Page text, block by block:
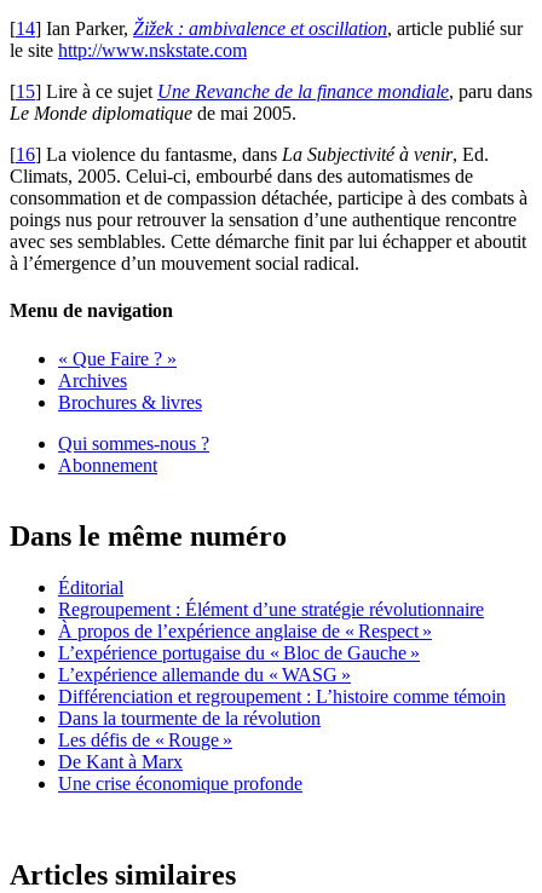
[14] Ian Parker, Žižek : ambivalence et oscillation, article publié sur
le site http://www.nskstate.com
[15] Lire à ce sujet Une Revanche de la finance mondiale, paru dans
Le Monde diplomatique de mai 2005.
[16] La violence du fantasme, dans La Subjectivité à venir, Ed.
Climats, 2005. Celui-ci, embourbé dans des automatismes de
consommation et de compassion détachée, participe à des combats à
poings nus pour retrouver la sensation d’une authentique rencontre
avec ses semblables. Cette démarche finit par lui échapper et aboutit
à l’émergence d’un mouvement social radical.
Menu de navigation
« Que Faire ? »
Archives
Brochures & livres
Qui sommes-nous ?
Abonnement
Dans le même numéro
Éditorial
Regroupement : Élément d’une stratégie révolutionnaire
À propos de l’expérience anglaise de « Respect »
L’expérience portugaise du « Bloc de Gauche »
L’expérience allemande du « WASG »
Différenciation et regroupement : L’histoire comme témoin
Dans la tourmente de la révolution
Les défis de « Rouge »
De Kant à Marx
Une crise économique profonde
Articles similaires